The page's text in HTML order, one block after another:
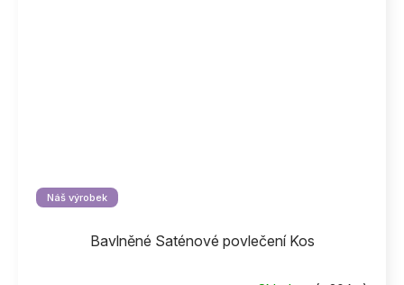
Náš výrobek
Bavlněné Saténové povlečení Kos